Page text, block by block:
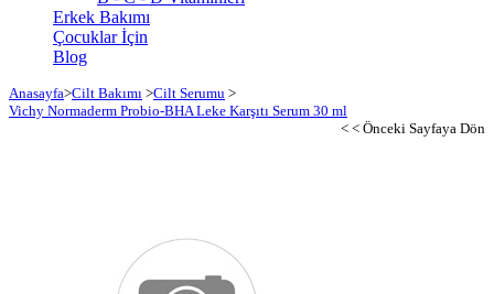
Erkek Bakımı
Çocuklar İçin
Blog
Anasayfa>Cilt Bakımı >Cilt Serumu >
Vichy Normaderm Probio-BHA Leke Karşıtı Serum 30 ml
< < Önceki Sayfaya Dön